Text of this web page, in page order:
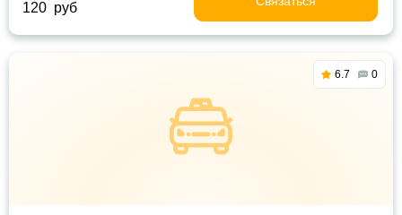
120 руб
6.7 0